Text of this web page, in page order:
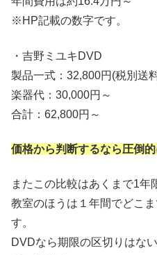
※HP記載の数字です。
・吉野ミユキDVD
製品一式：32,800円(税別送
楽器代：30,000円～
合計：62,800円～
価格から判断するなら圧倒
またこの比較はあくまで1年
教室のほうは１年間でどこ
す。
DVDなら期限の区切りはな